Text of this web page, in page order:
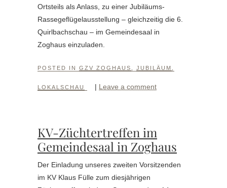
Ortsteils als Anlass, zu einer Jubiläums-
Rassegeflügelausstellung – gleichzeitig die 6.
Quirlbachschau – im Gemeindesaal in
Zoghaus einzuladen.
POSTED IN GZV ZOGHAUS JUBILÄUM
LOKALSCHAU | Leave a comment
KV-Züchtertreffen im
Gemeindesaal in Zoghaus
Der Einladung unseres zweiten Vorsitzenden
im KV Klaus Fülle zum diesjährigen